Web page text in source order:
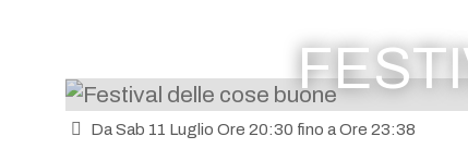
Da Sab 11 Luglio Ore 20:30 fino a Ore 23:38